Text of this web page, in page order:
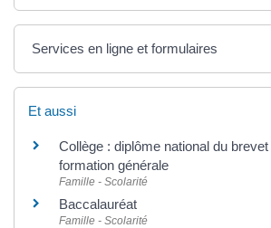
Services en ligne et formulaires
Et aussi
Collège : diplôme national du
formation générale
Famille - Scolarité
Baccalauréat
Famille - Scolarité